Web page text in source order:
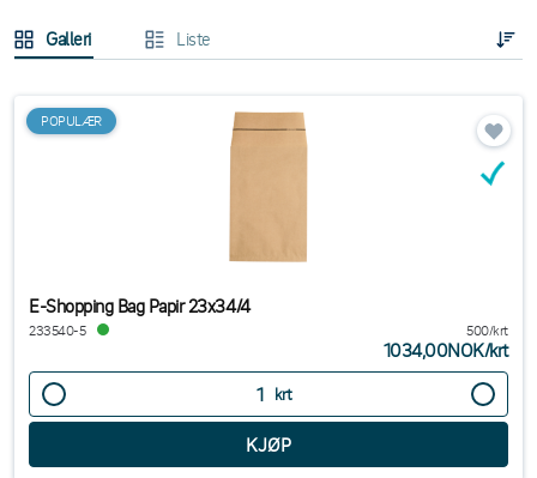
Galleri Liste
POPULÆR
E-Shopping Bag Papir 23x34/4
233540-5 500/krt
1034,00NOK/krt
krt